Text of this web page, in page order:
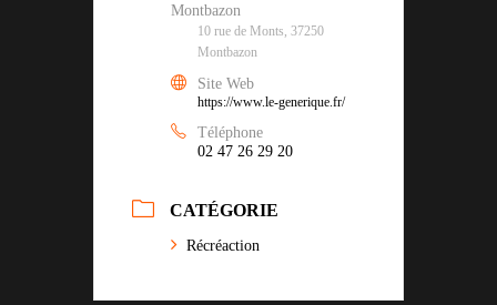
Montbazon
10 rue de Monts, 37250
Montbazon
Site Web
https://www.le-generique.fr/
Téléphone
02 47 26 29 20
CATÉGORIE
Récréaction